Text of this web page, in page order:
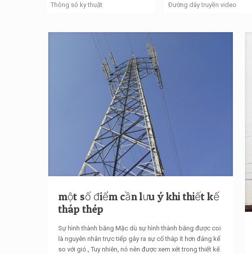
Thông sô ky thuật Đường dây truyền video
một số điểm cần lưu ý khi thiết kế
tháp thép
Sự hình thành băng Mặc dù sự hình thành băng được coi
là nguyên nhân trực tiếp gây ra sự cố tháp ít hơn đáng kể
so với gió., Tuy nhiên, nó nên được xem xét trong thiết kế.